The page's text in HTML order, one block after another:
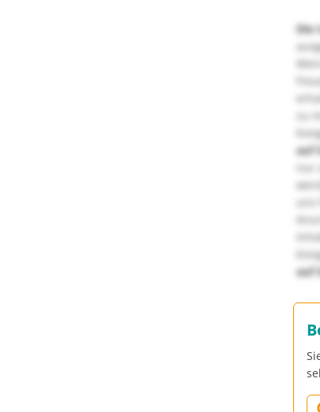
Die
zu
auf
nur
auf